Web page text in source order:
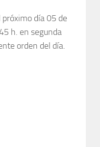
próximo día 05 de
h. en segunda
orden del día.